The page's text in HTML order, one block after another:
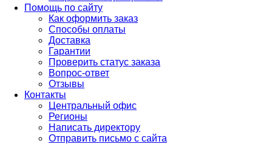
Помощь по сайту
Как оформить заказ
Способы оплаты
Доставка
Гарантии
Проверить статус заказа
Вопрос-ответ
Отзывы
Контакты
Центральный офис
Регионы
Написать директору
Отправить письмо с сайта